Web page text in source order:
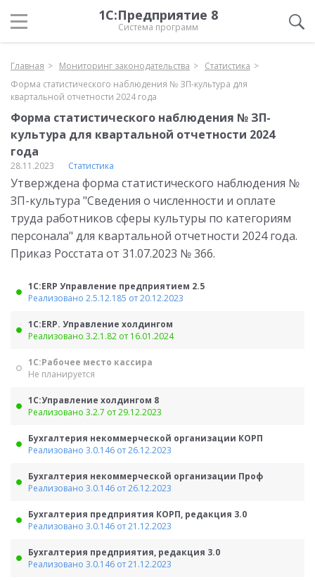
1С:Предприятие 8
Система программ
Главная Мониторинг законодательства
Статистика
Форма статистического наблюдения № ЗП-культура для
квартальной отчетности 2024 года
Форма статистического наблюдения № ЗП-
культура для квартальной отчетности 2024
года
28.11.2023 Статистика
Утверждена форма статистического наблюдения №
ЗП-культура "Сведения о численности и оплате
труда работников сферы культуры по категориям
персонала" для квартальной отчетности 2024 года.
Приказ Росстата от 31.07.2023 № 366.
1С:ERP Управление предприятием 2.5
Реализовано 2.5.12.185 от 20.12.2023
1С:ERP. Управление холдингом
Реализовано 3.2.1.82 от 16.01.2024
1С:Рабочее место кассира
Не планируется
1С:Управление холдингом 8
Реализовано 3.2.7 от 29.12.2023
Бухгалтерия некоммерческой организации КОРП
Реализовано 3.0.146 от 26.12.2023
Бухгалтерия некоммерческой организации Проф
Реализовано 3.0.146 от 26.12.2023
Бухгалтерия предприятия КОРП, редакция 3.0
Реализовано 3.0.146 от 21.12.2023
Бухгалтерия предприятия, редакция 3.0
Реализовано 3.0.146 от 21.12.2023